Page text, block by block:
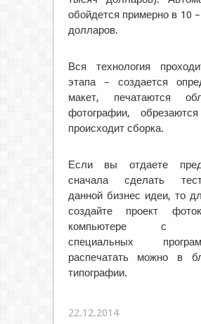
обойдется примерно в 10
долларов.
Вся технология
этапа – создается
макет, печатаются
фотографии,
происходит сборка.
Если вы отдаете
сначала сделать
данной бизнес идеи, то
создайте проект
компьютере с
специальных
распечатать можно в
типографии.
22.12.2014